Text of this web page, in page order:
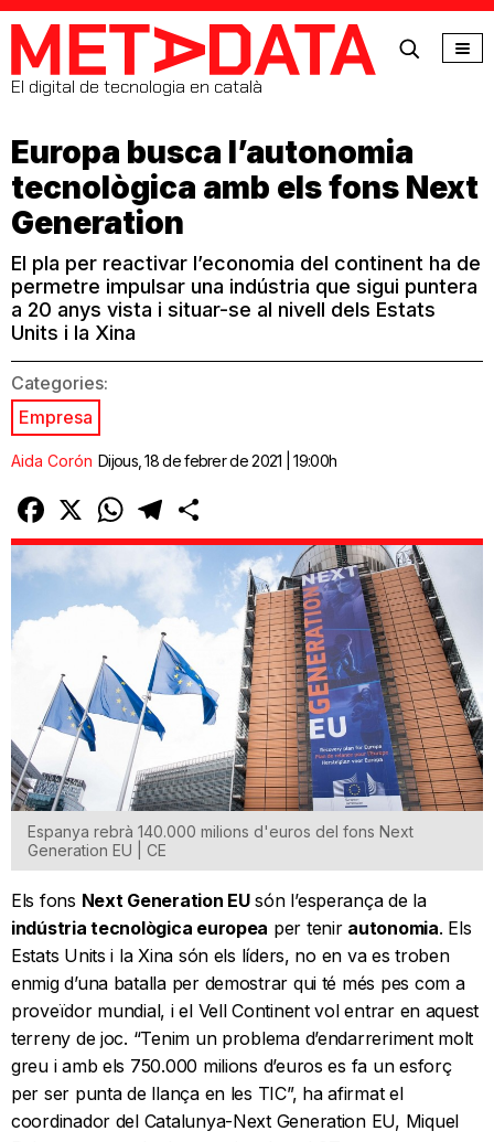
MetaData
El digital de tecnologia en català
Europa busca l’autonomia
tecnològica amb els fons Next
Generation
El pla per reactivar l’economia del continent ha de
permetre impulsar una indústria que sigui puntera
a 20 anys vista i situar-se al nivell dels Estats
Units i la Xina
Categories:
Empresa
Aida Corón Dijous, 18 de febrer de 2021 | 19:00h
Facebook
X WhatsAppTelegram
Espanya rebrà 140.000 milions d'euros del fons Next
Generation EU | CE
Els fons Next Generation EUsón l’esperança de la
indústria tecnològica europea per tenir autonomia. Els
Estats Units i la Xina són els líders, no en va es troben
enmig d’una batalla per demostrar qui té més pes com a
proveïdor mundial, i el Vell Continent vol entrar en aquest
terreny de joc. “Tenim un problema d’endarreriment molt
greu i amb els 750.000 milions d’euros es fa un esforç
per ser punta de llança en les TIC”, ha afirmat el
coordinador del Catalunya-Next Generation EU, Miquel